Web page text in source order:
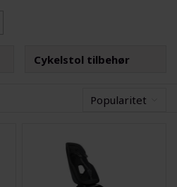
Cykelstol tilbehør
Popularitet